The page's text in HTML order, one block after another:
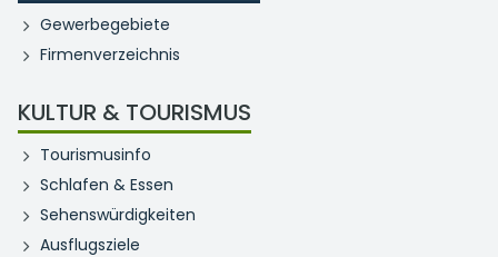
Gewerbegebiete
Firmenverzeichnis
KULTUR & TOURISMUS
Tourismusinfo
Schlafen & Essen
Sehenswürdigkeiten
Ausflugsziele